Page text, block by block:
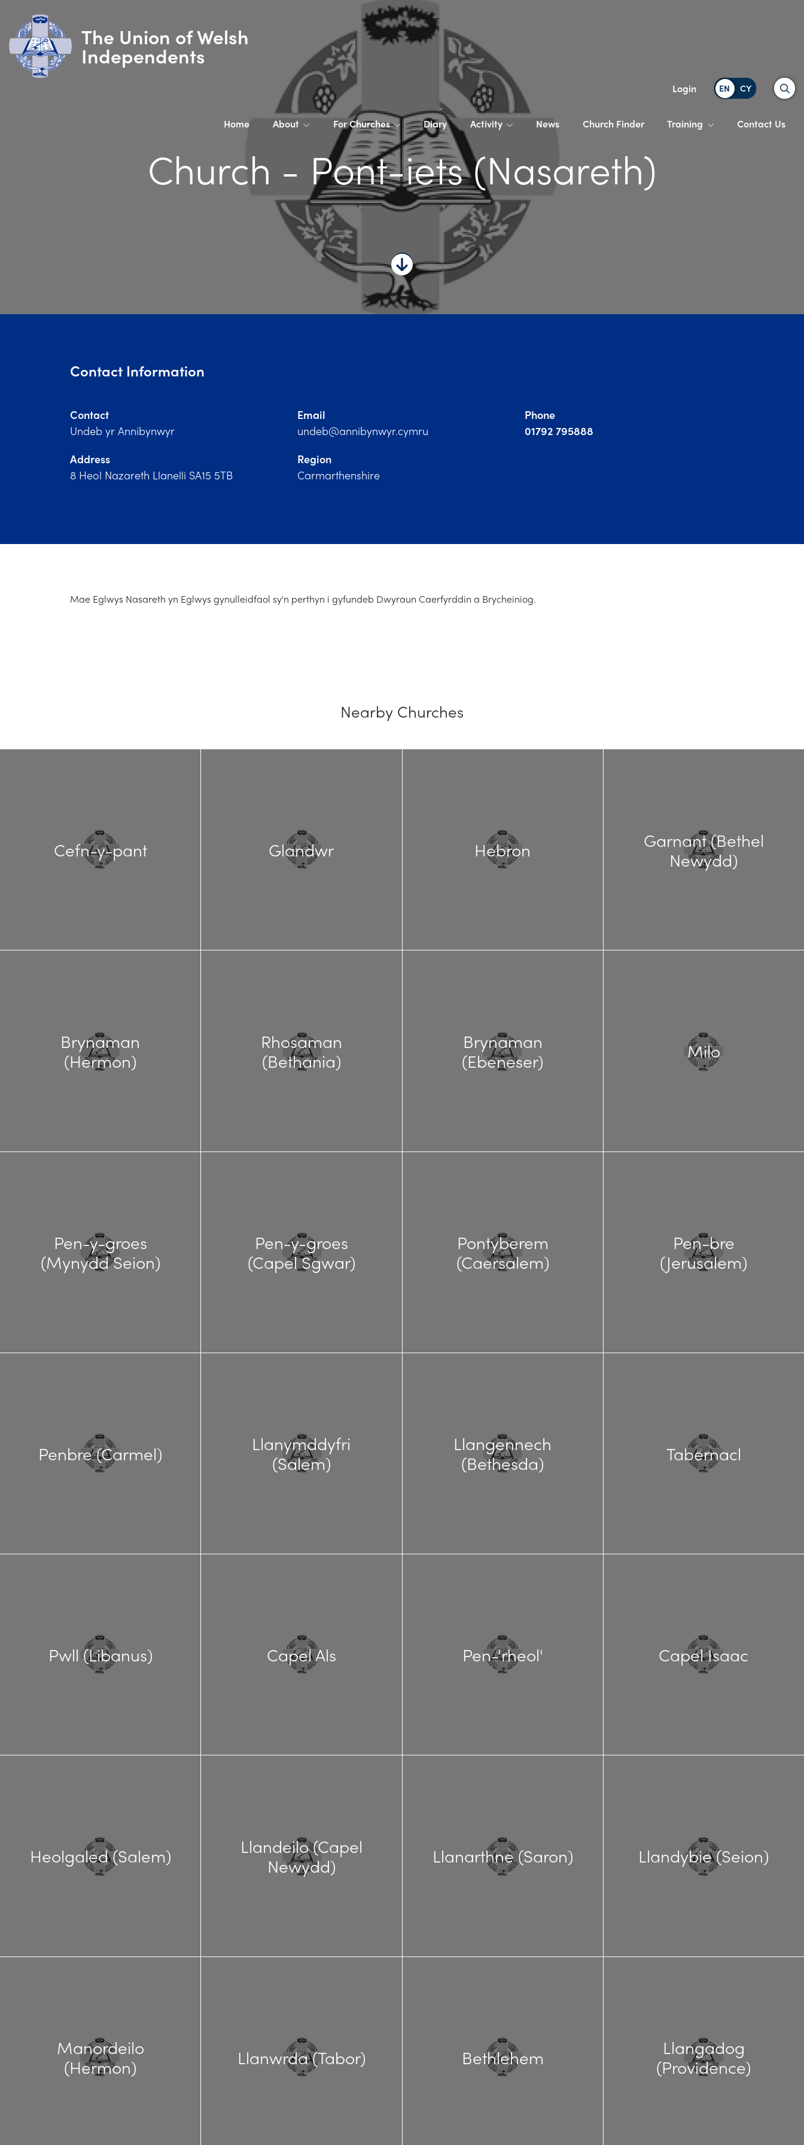
The Union of Welsh
Independents
Login Search
Home About For Churches Diary Activity News Church Finder Training Contact Us
Church - Pont-iets (Nasareth)
Contact Information
Contact
Undeb yr Annibynwyr
Email
undeb@annibynwyr.cymru
Phone
01792 795888
Address
8 Heol Nazareth Llanelli SA15 5TB
Region
Carmarthenshire
Mae Eglwys Nasareth yn Eglwys gynulleidfaol sy'n perthyn i gyfundeb Dwyraun Caerfyrddin a Brycheiniog.
Nearby Churches
Cefn-y-pant Glandwr Hebron
Garnant (Bethel
Newydd)
Brynaman
(Hermon)
Rhosaman
(Bethania)
Brynaman
(Ebeneser)
Milo
Pen-y-groes
(Mynydd Seion)
Pen-y-groes
(Capel Sgwar)
Pontyberem
(Caersalem)
Pen-bre
(Jerusalem)
Penbre (Carmel)
Llanymddyfri
(Salem)
Llangennech
(Bethesda)
Tabernacl
Pwll (Libanus) Capel Als Pen-'rheol' Capel Isaac
Heolgaled (Salem)
Llandeilo (Capel
Newydd)
Llanarthne (Saron) Llandybie (Seion)
Manordeilo
(Hermon)
Llanwrda (Tabor) Bethlehem
Llangadog
(Providence)